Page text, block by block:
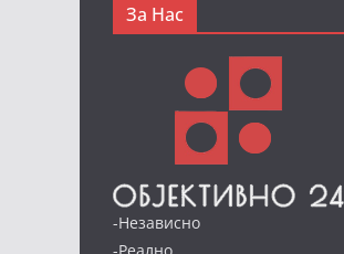
За Нас
-Независно
-Реално